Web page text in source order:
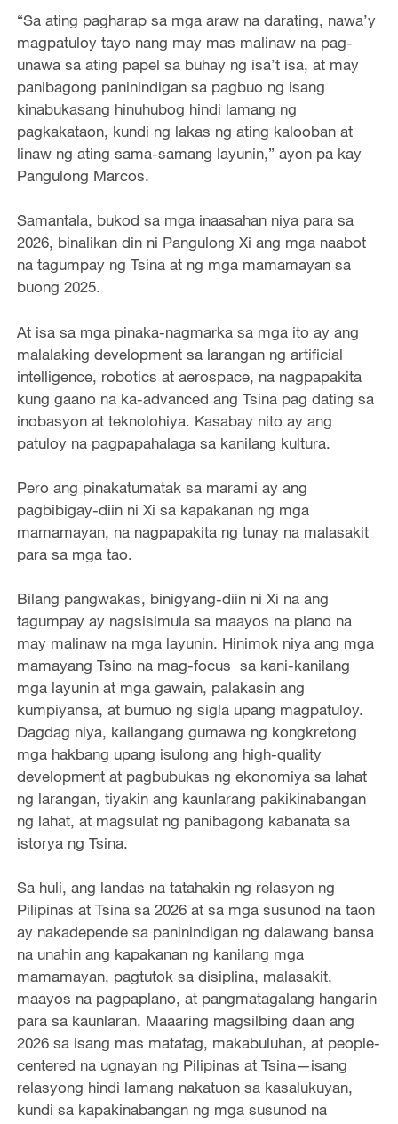
“Sa ating pagharap sa mga araw na darating, nawa’y
magpatuloy tayo nang may mas malinaw na pag-
unawa sa ating papel sa buhay ng isa’t isa, at may
panibagong paninindigan sa pagbuo ng isang
kinabukasang hinuhubog hindi lamang ng
pagkakataon, kundi ng lakas ng ating kalooban at
linaw ng ating sama-samang layunin,” ayon pa kay
Pangulong Marcos.
Samantala, bukod sa mga inaasahan niya para sa
2026, binalikan din ni Pangulong Xi ang mga naabot
na tagumpay ng Tsina at ng mga mamamayan sa
buong 2025.
At isa sa mga pinaka-nagmarka sa mga ito ay ang
malalaking development sa larangan ng artificial
intelligence, robotics at aerospace, na nagpapakita
kung gaano na ka-advanced ang Tsina pag dating sa
inobasyon at teknolohiya. Kasabay nito ay ang
patuloy na pagpapahalaga sa kanilang kultura.
Pero ang pinakatumatak sa marami ay ang
pagbibigay-diin ni Xi sa kapakanan ng mga
mamamayan, na nagpapakita ng tunay na malasakit
para sa mga tao.
Bilang pangwakas, binigyang-diin ni Xi na ang
tagumpay ay nagsisimula sa maayos na plano na
may malinaw na mga layunin. Hinimok niya ang mga
mamayang Tsino na mag-focus sa kani-kanilang
mga layunin at mga gawain, palakasin ang
kumpiyansa, at bumuo ng sigla upang magpatuloy.
Dagdag niya, kailangang gumawa ng kongkretong
mga hakbang upang isulong ang high-quality
development at pagbubukas ng ekonomiya sa lahat
ng larangan, tiyakin ang kaunlarang pakikinabangan
ng lahat, at magsulat ng panibagong kabanata sa
istorya ng Tsina.
Sa huli, ang landas na tatahakin ng relasyon ng
Pilipinas at Tsina sa 2026 at sa mga susunod na taon
ay nakadepende sa paninindigan ng dalawang bansa
na unahin ang kapakanan ng kanilang mga
mamamayan, pagtutok sa disiplina, malasakit,
maayos na pagpaplano, at pangmatagalang hangarin
para sa kaunlaran. Maaaring magsilbing daan ang
2026 sa isang mas matatag, makabuluhan, at people-
centered na ugnayan ng Pilipinas at Tsina—isang
relasyong hindi lamang nakatuon sa kasalukuyan,
kundi sa kapakinabangan ng mga susunod na